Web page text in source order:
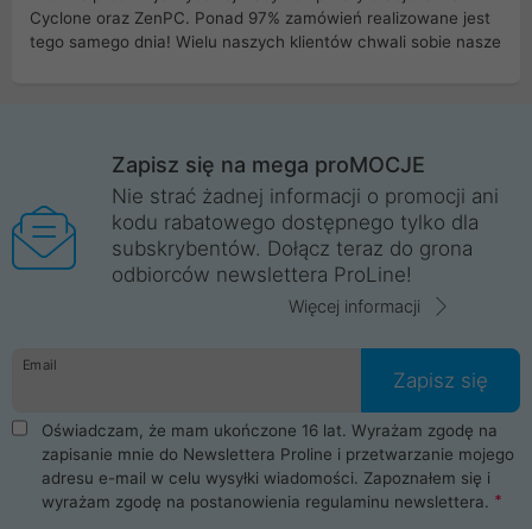
Cyclone oraz ZenPC. Ponad 97% zamówień realizowane jest
tego samego dnia! Wielu naszych klientów chwali sobie nasze
Wrocław, Poznań, Legnica, Katowice, Gliwice, Kalisz, Bytom,
Trzebnica, Opole. Szybka i profesjonalna obsługa!
ProLine to polska firma ze 100% polskim kapitałem. Działamy
legalnie i płacimy podatki w naszym kraju! Posiadamy siedzibę
główną w Mirkowie oraz salony na terenie kraju. Cała
komunikacja ze sklepem komputerowym ProLine jest
danych osobowych. Dlatego zakup notebooka albo laptopa w
ProLine to czysta przyjemność i pełne bezpieczeństwo.
Zaopatrzysz się u nas w akcesoria i części komputerowe
takie jak procesory, karty graficzne, płyty główne, pamięci,
dyski SSD, M.2 oraz HDD. Nasi pracownicy pomogą Ci wybrać
najlepszy zasilacz komputerowy oraz obudowę do komputera.
Poza komputerami mamy również najlepsze na rynku
Smartfony takich producentów jak Xiaomi, Apple, Samsung i
Zapisz się na mega proMOCJE
Nie strać żadnej informacji o promocji ani
kodu rabatowego dostępnego tylko dla
subskrybentów. Dołącz teraz do grona
odbiorców newslettera ProLine!
Więcej informacji
Email
Zapisz się
Oświadczam, że mam ukończone 16 lat. Wyrażam zgodę na
zapisanie mnie do Newslettera Proline i przetwarzanie mojego
adresu e-mail w celu wysyłki wiadomości. Zapoznałem się i
wyrażam zgodę na postanowienia regulaminu newslettera.